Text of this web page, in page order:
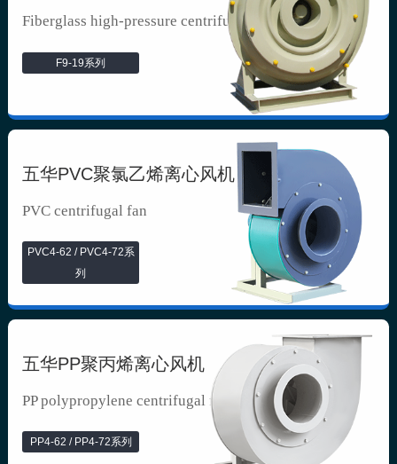
Fiberglass high-pressure centrifuga...
F9-19系列
五华PVC聚氯乙烯离心风机
PVC centrifugal fan
PVC4-62 / PVC4-72系
列
五华PP聚丙烯离心风机
PP polypropylene centrifugal fan
PP4-62 / PP4-72系列